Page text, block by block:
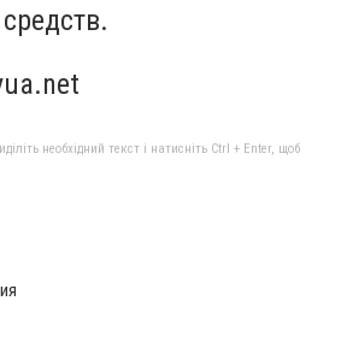
необхідний текст і натисніть Ctrl + Enter, щоб